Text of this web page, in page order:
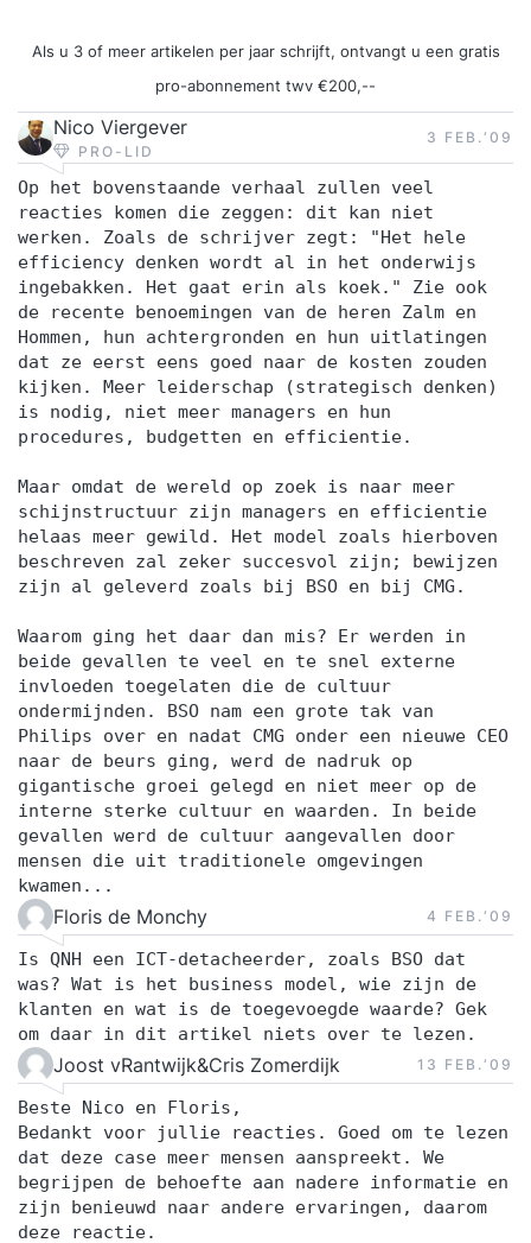
Als u 3 of meer artikelen per jaar schrijft, ontvangt u een gratis
pro-abonnement twv €200,--
Nico Viergever
PRO-LID
3 FEB.‘09
Op het bovenstaande verhaal zullen veel
reacties komen die zeggen: dit kan niet
werken. Zoals de schrijver zegt: "Het hele
efficiency denken wordt al in het onderwijs
ingebakken. Het gaat erin als koek." Zie ook
de recente benoemingen van de heren Zalm en
Hommen, hun achtergronden en hun uitlatingen
dat ze eerst eens goed naar de kosten zouden
kijken. Meer leiderschap (strategisch denken)
is nodig, niet meer managers en hun
procedures, budgetten en efficientie.
Maar omdat de wereld op zoek is naar meer
schijnstructuur zijn managers en efficientie
helaas meer gewild. Het model zoals hierboven
beschreven zal zeker succesvol zijn; bewijzen
zijn al geleverd zoals bij BSO en bij CMG.
Waarom ging het daar dan mis? Er werden in
beide gevallen te veel en te snel externe
invloeden toegelaten die de cultuur
ondermijnden. BSO nam een grote tak van
Philips over en nadat CMG onder een nieuwe CEO
naar de beurs ging, werd de nadruk op
gigantische groei gelegd en niet meer op de
interne sterke cultuur en waarden. In beide
gevallen werd de cultuur aangevallen door
mensen die uit traditionele omgevingen
kwamen...
Floris de Monchy 4 FEB.‘09
Is QNH een ICT-detacheerder, zoals BSO dat
was? Wat is het business model, wie zijn de
klanten en wat is de toegevoegde waarde? Gek
om daar in dit artikel niets over te lezen.
Joost vRantwijk&Cris Zomerdijk 13 FEB.‘09
Beste Nico en Floris,
Bedankt voor jullie reacties. Goed om te lezen
dat deze case meer mensen aanspreekt. We
begrijpen de behoefte aan nadere informatie en
zijn benieuwd naar andere ervaringen, daarom
deze reactie.